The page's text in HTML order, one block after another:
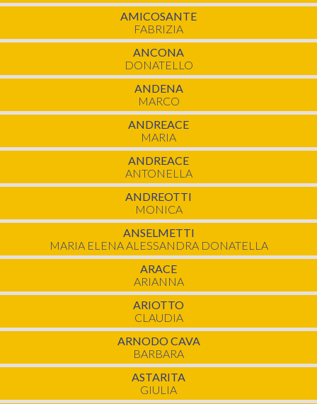
AMICOSANTE
FABRIZIA
ANCONA
DONATELLO
ANDENA
MARCO
ANDREACE
MARIA
ANDREACE
ANTONELLA
ANDREOTTI
MONICA
ANSELMETTI
MARIA ELENA ALESSANDRA DONATELLA
ARACE
ARIANNA
ARIOTTO
CLAUDIA
ARNODO CAVA
BARBARA
ASTARITA
GIULIA